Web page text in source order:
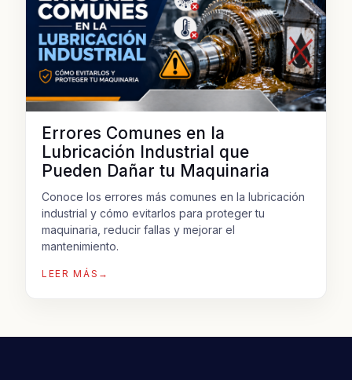
Errores Comunes en la
Lubricación Industrial que
Pueden Dañar tu Maquinaria
Conoce los errores más comunes en la lubricación
industrial y cómo evitarlos para proteger tu
maquinaria, reducir fallas y mejorar el
mantenimiento.
LEER MÁS →